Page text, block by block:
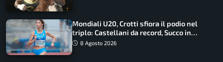
Mondiali U20, Crotti sfiora il podio nel
triplo: Castellani da record, Succo in
finale
8 Agosto 2026